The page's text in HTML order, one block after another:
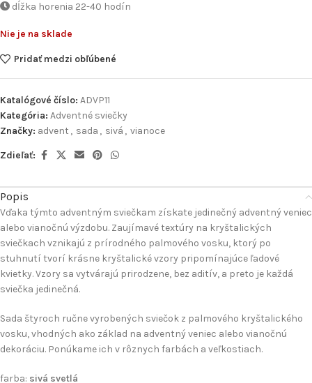
dĺžka horenia 22-40 hodín
Nie je na sklade
Pridať medzi obľúbené
Katalógové číslo: ADVP11
Kategória: Adventné sviečky
Značky: advent , sada , sivá , vianoce
Zdieľať:
Popis
Vďaka týmto adventným sviečkam získate jedinečný adventný veniec
alebo vianočnú výzdobu. Zaujímavé textúry na kryštalických
sviečkach vznikajú z prírodného palmového vosku, ktorý po
stuhnutí tvorí krásne kryštalické vzory pripomínajúce ľadové
kvietky. Vzory sa vytvárajú prirodzene, bez aditív, a preto je každá
sviečka jedinečná.
Sada štyroch ručne vyrobených sviečok z palmového kryštalického
vosku, vhodných ako základ na adventný veniec alebo vianočnú
dekoráciu. Ponúkame ich v rôznych farbách a veľkostiach.
farba: sivá svetlá